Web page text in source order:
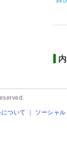
ついて ｜ ソーシャ